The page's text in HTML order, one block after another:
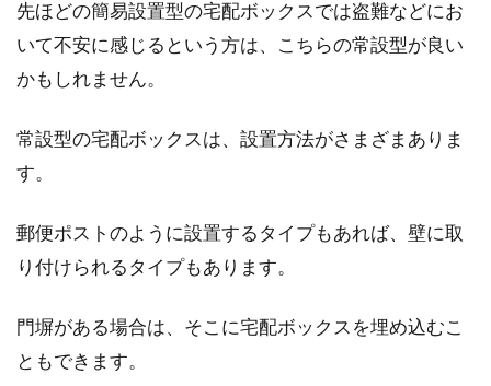
先ほどの簡易設置型の宅配ボックスでは盗難などにお
いて不安に感じるという方は、こちらの常設型が良い
かもしれません。
常設型の宅配ボックスは、設置方法がさまざまありま
す。
郵便ポストのように設置するタイプもあれば、壁に取
り付けられるタイプもあります。
門塀がある場合は、そこに宅配ボックスを埋め込むこ
ともできます。